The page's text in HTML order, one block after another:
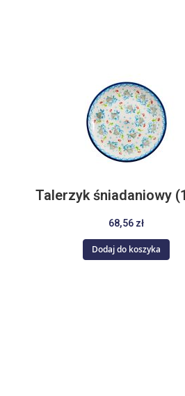
Talerzyk śniadaniowy
68,56 zł
Dodaj do koszyka